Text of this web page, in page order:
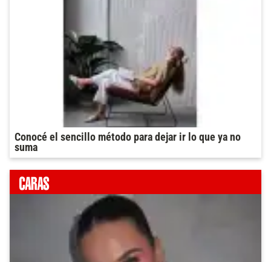
Conocé el sencillo método para dejar ir lo que ya no
suma